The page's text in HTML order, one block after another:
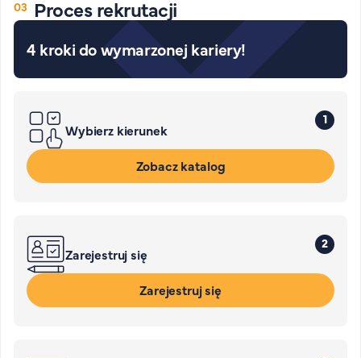
Proces rekrutacji
4 kroki do wymarzonej kariery!
1
Wybierz kierunek
Zobacz katalog
2
Zarejestruj się
Zarejestruj się